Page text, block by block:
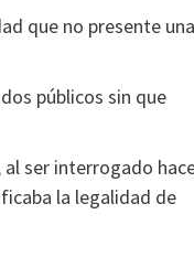
que no presente una
públicos sin que
ser interrogado
la legalidad de